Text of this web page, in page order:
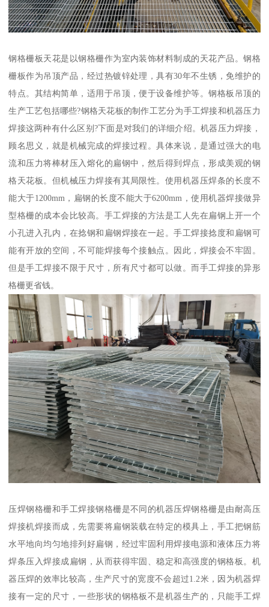
钢格栅板天花是以钢格栅作为室内装饰材料制成的天花产品。钢格
栅板作为吊顶产品，经过热镀锌处理，具有30年不生锈，免维护的
特点。其结构简单，适用于吊顶，便于设备维护等。钢格板吊顶的
生产工艺包括哪些?钢格天花板的制作工艺分为手工焊接和机器压力
焊接这两种有什么区别?下面是对我们的详细介绍。机器压力焊接，
顾名思义，就是机械完成的焊接过程。具体来说，是通过强大的电
流和压力将棒材压入熔化的扁钢中，然后得到焊点，形成美观的钢
格天花板。但机械压力焊接有其局限性。使用机器压焊条的长度不
能大于1200mm，扁钢的长度不能大于6200mm，使用机器焊接做异
型格栅的成本会比较高。手工焊接的方法是工人先在扁钢上开一个
小孔进入孔内，在捻钢和扁钢焊接在一起。手工焊接捻度和扁钢可
能有开放的空间，不可能焊接每个接触点。因此，焊接会不牢固。
但是手工焊接不限于尺寸，所有尺寸都可以做。而手工焊接的异形
格栅更省钱。
压焊钢格栅和手工焊接钢格栅是不同的机器压焊钢格栅是由耐高压
焊接机焊接而成，先需要将扁钢装载在特定的模具上，手工把钢筋
水平地向均匀地排列好扁钢，经过牢固利用焊接电源和液体压力将
焊条压入焊接成扁钢，从而获得牢固、稳定和高强度的钢格板。机
器压焊的效率比较高，生产尺寸的宽度不会超过1.2米，因为机器焊
接有一定的尺寸，一些形状的钢格板不是机器生产的，只能手工焊